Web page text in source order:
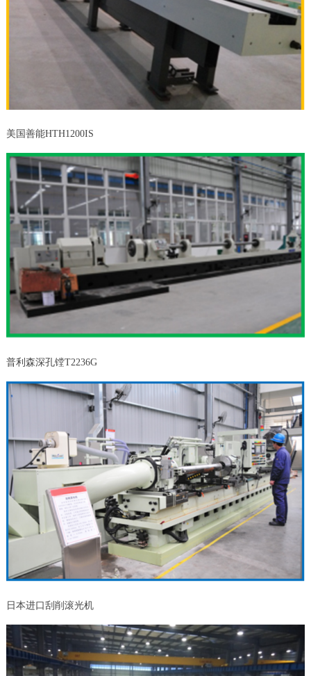
美国善能HTH1200IS
普利森深孔镗T2236G
日本进口刮削滚光机